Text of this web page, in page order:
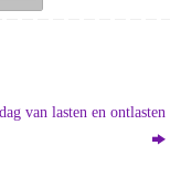
van lasten en ontlasten